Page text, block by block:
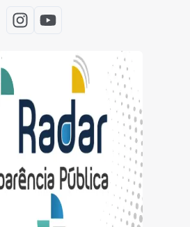
Acessar Instagram
Acessar Youtube